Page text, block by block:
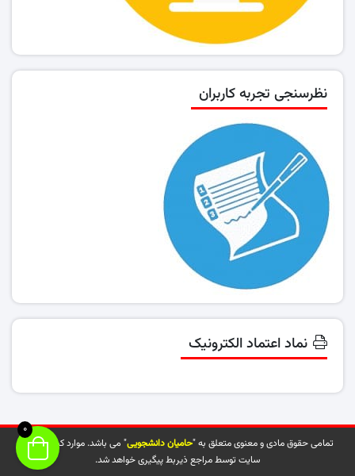
نظرسنجی تجربه کاربران
نماد اعتماد الکترونیک
تمامی حقوق مادی و معنوی متعلق به "حامیان دانشجویی" می باشد. موارد کپی شده از
سایت توسط مراجع ذیربط پیگیری خواهد شد.
0